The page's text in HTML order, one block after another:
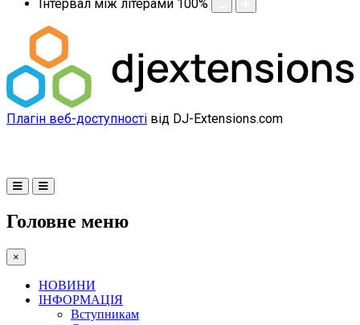
Інтервал між літерами 100%
Плагін веб-доступності від DJ-Extensions.com
Головне меню
×
НОВИНИ
ІНФОРМАЦІЯ
Вступникам